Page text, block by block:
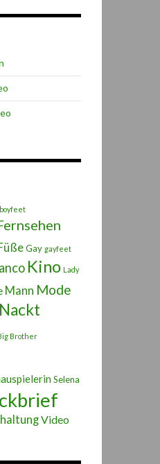
boyfeet
Gay gayfeet
Kino Lady
Mann Mode
Nackt
Brother
Selena
Video